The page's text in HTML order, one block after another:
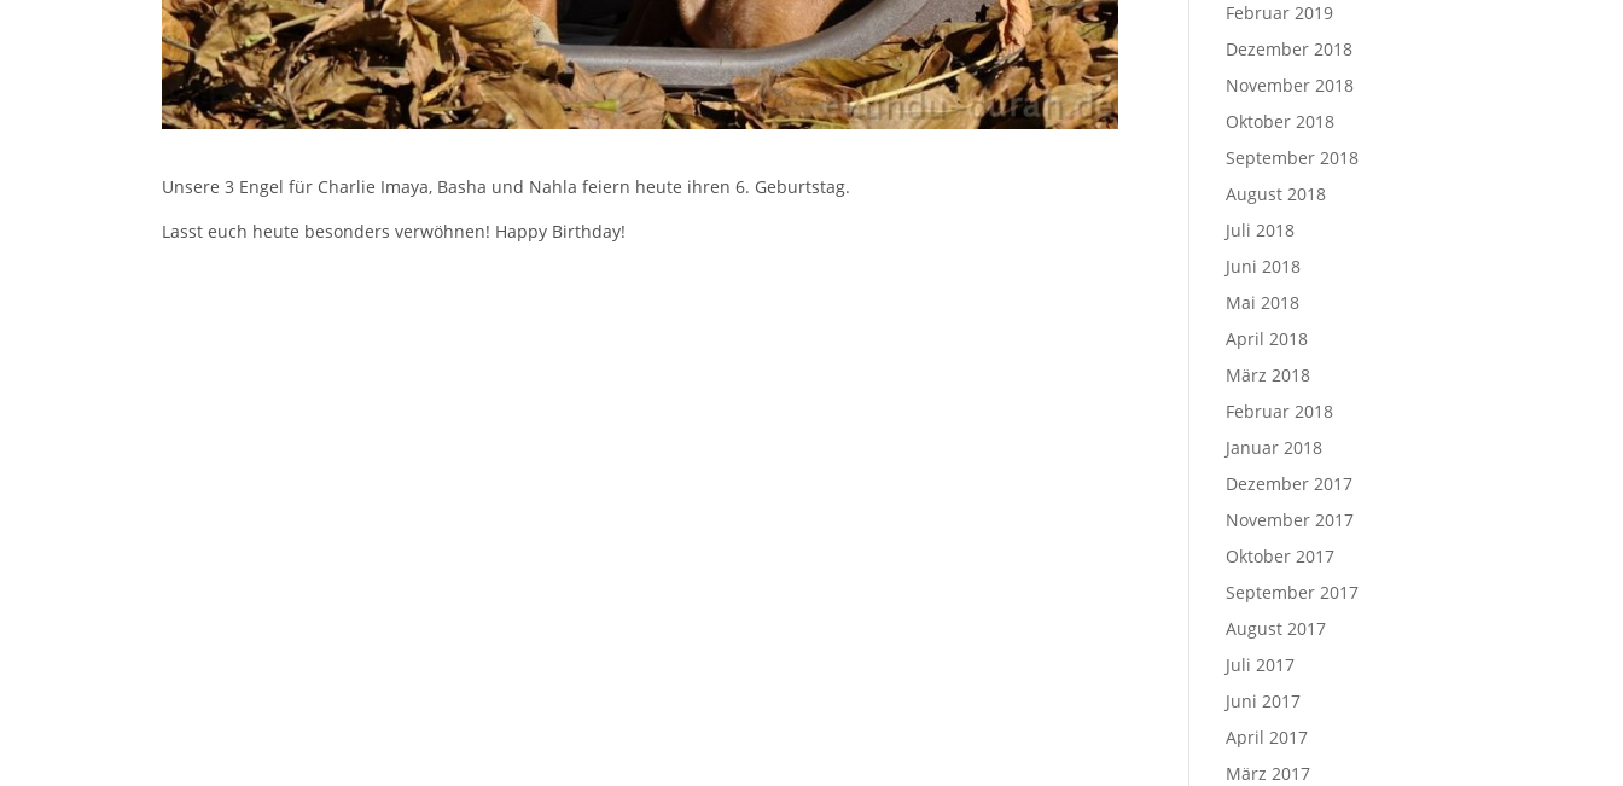
Unsere 3 Engel für Charlie Imaya, Basha und Nahla feiern heute ihren 6. Geburtstag.
Lasst euch heute besonders verwöhnen! Happy Birthday!
Februar 2019
Dezember 2018
November 2018
Oktober 2018
September 2018
August 2018
Juli 2018
Juni 2018
Mai 2018
April 2018
März 2018
Februar 2018
Januar 2018
Dezember 2017
November 2017
Oktober 2017
September 2017
August 2017
Juli 2017
Juni 2017
April 2017
März 2017